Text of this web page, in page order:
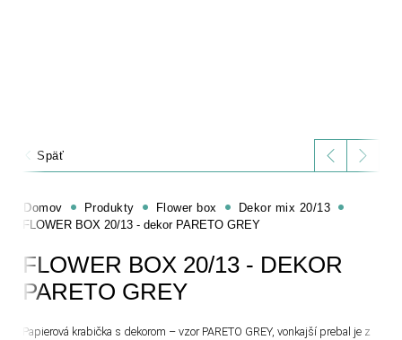
Späť
Domov Produkty Flower box
Dekor mix 20/13
FLOWER BOX 20/13 - dekor PARETO GREY
FLOWER BOX 20/13 - DEKOR
PARETO GREY
Papierová krabička s dekorom – vzor PARETO GREY, vonkajší prebal je z